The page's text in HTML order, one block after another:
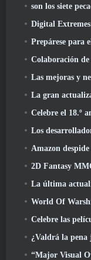
son los siete
Digital Extremes se disculpa con
Prepárese para el
Colaboración
Las mejoras y
La gran actualización de la novena
Celebre el 18.º
Los desarrolladores de Duet Night Abyss
Amazon
2D Fantasy
La última actualización de Vindictus
World Of Warships
Celebre las películas
¿Valdrá la pena
“Major Visual